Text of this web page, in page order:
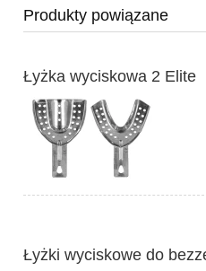
Produkty powiązane
Łyżka wyciskowa 2 Elite
Łyżki wyciskowe do